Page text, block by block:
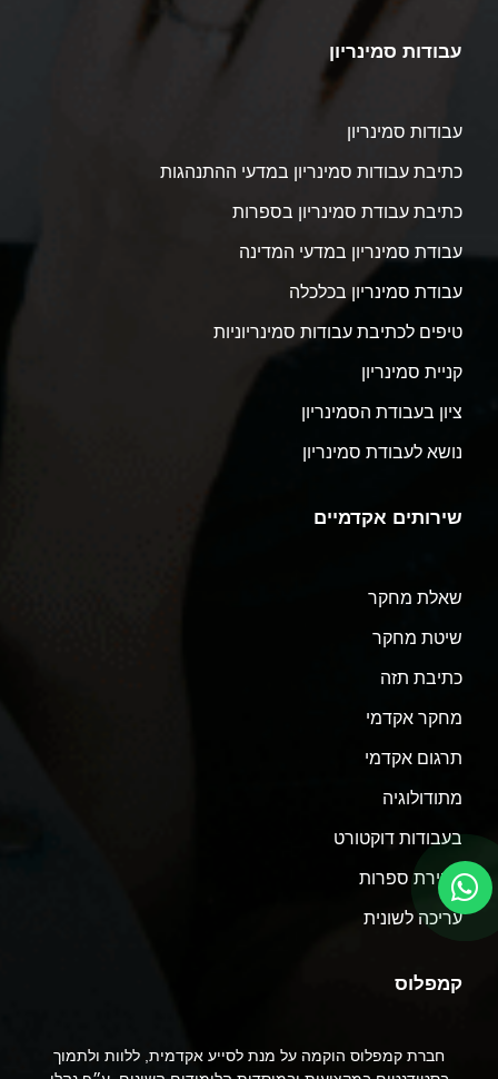
עבודות סמינריון
עבודות סמינריון
כתיבת עבודות סמינריון במדעי ההתנהגות
כתיבת עבודת סמינריון בספרות
עבודת סמינריון במדעי המדינה
עבודת סמינריון בכלכלה
טיפים לכתיבת עבודות סמינריוניות
קניית סמינריון
ציון בעבודת הסמינריון
נושא לעבודת סמינריון
שירותים אקדמיים
שאלת מחקר
שיטת מחקר
כתיבת תזה
מחקר אקדמי
תרגום אקדמי
מתודולוגיה
בעבודות דוקטורט
סקירת ספרות
עריכה לשונית
קמפלוס
חברת קמפלוס הוקמה על מנת לסייע אקדמית, ללוות ולתמוך